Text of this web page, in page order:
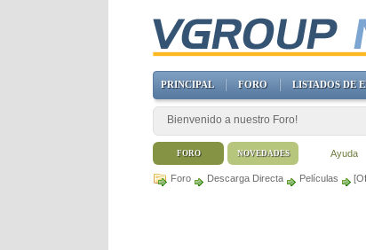
Foro Descarga Directa Películas
PRINCIPAL FORO LISTADOS DE
Bienvenido a nuestro Foro!
FORO Ayuda
NOVEDADES